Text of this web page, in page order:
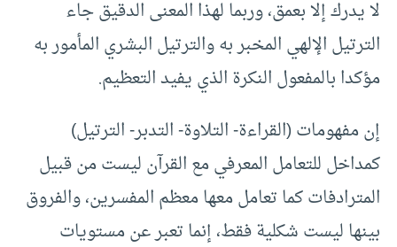
لا يدرك إلا بعمق، وربما لهذا المعنى الدقيق جاء
الترتيل الإلهي المخبر به والترتيل البشري المأمور به
مؤكدا بالمفعول النكرة الذي يفيد التعظيم.
إن مفهومات (القراءة- التلاوة- التدبر- الترتيل)
كمداخل للتعامل المعرفي مع القرآن ليست من قبيل
المترادفات كما تعامل معها معظم المفسرين، والفروق
بينها ليست شكلية فقط، إنما تعبر عن مستويات